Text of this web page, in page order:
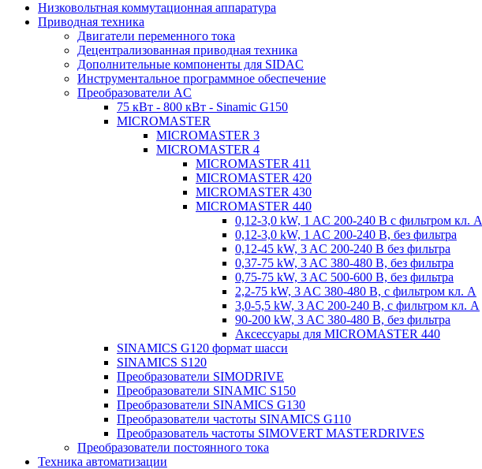
Низковольтная коммутационная аппаратура
Приводная техника
Двигатели переменного тока
Децентрализованная приводная техника
Дополнительные компоненты для SIDAC
Инструментальное программное обеспечение
Преобразователи AC
75 кВт - 800 кВт - Sinamic G150
MICROMASTER
MICROMASTER 3
MICROMASTER 4
MICROMASTER 411
MICROMASTER 420
MICROMASTER 430
MICROMASTER 440
0,12-3,0 kW, 1 AC 200-240 В с фильтром кл. А
0,12-3,0 kW, 1 AC 200-240 В, без фильтра
0,12-45 kW, 3 AC 200-240 В без фильтра
0,37-75 kW, 3 AC 380-480 В, без фильтра
0,75-75 kW, 3 AC 500-600 В, без фильтра
2,2-75 kW, 3 AC 380-480 В, с фильтром кл. А
3,0-5,5 kW, 3 AC 200-240 В, с фильтром кл. А
90-200 kW, 3 AC 380-480 В, без фильтра
Аксессуары для MICROMASTER 440
SINAMICS G120 формат шасси
SINAMICS S120
Преобразователи SIMODRIVE
Преобразователи SINAMIC S150
Преобразователи SINAMICS G130
Преобразователи частоты SINAMICS G110
Преобразователь частоты SIMOVERT MASTERDRIVES
Преобразователи постоянного тока
Техника автоматизации